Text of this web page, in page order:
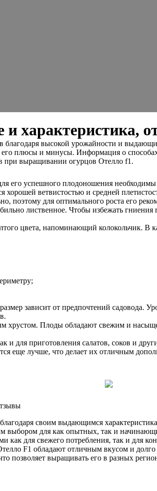
и характеристика,
высокой урожайности и
плюсы и минусы. Информация о
при выращивании огурцов Отелло f1.
его успешного плодоношения
хорошей ветвистостью и средней
поэтому для оптимального роста его
лиственное. Чтобы избежать
цвета, напоминающий колокольчик. В
зависит от предпочтений
хрустом. Плоды обладают свежим и
и для приготовления салатов, соков и
еще лучше, что делает их отличным
своим выдающимся
выбором для как опытных, так и
как для свежего потребления, так и для
F1 обладают отличным вкусом и
позволяет выращивать его в разных